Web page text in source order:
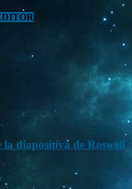
diapositiva de Roswell